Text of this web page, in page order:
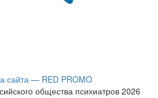
сайта — RED PROMO
общества психиатров 2026